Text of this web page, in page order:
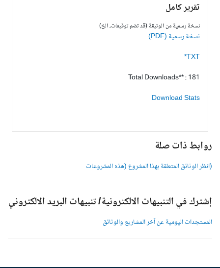
تقرير كامل
نسخة رسمية من الوثيقة (قد تضم توقيعات، الخ)
نسخة رسمية (PDF)
TXT*
Total Downloads** : 181
Download Stats
روابط ذات صلة
(انظر الوثائق المتعلقة بهذا المشروع (هذه المشروعات
إشترك في التنبيهات الالكترونية/ تنبيهات البريد الالكتروني
المستجدات اليومية عن آخر المشاريع والوثائق